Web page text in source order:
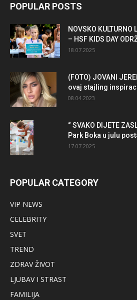
POPULAR POSTS
NOVSKO KULTURNO
– HSF KIDS DAY
18.07.2025
(FOTO) JOVANI
ovaj stajling
08.04.2023
“ SVAKO DIJETE
Park Boka u julu
17.07.2025
POPULAR CATEGORY
VIP NEWS
CELEBRITY
SVET
TREND
ZDRAV ŽIVOT
LJUBAV I STRAST
FAMILIJA